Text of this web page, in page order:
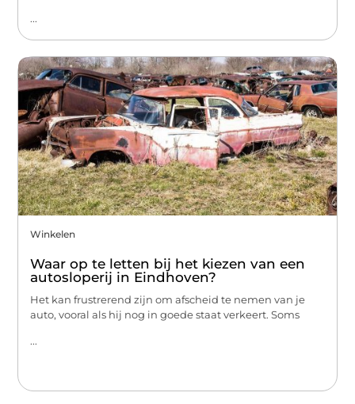
...
Winkelen
Waar op te letten bij het kiezen van een
autosloperij in Eindhoven?
Het kan frustrerend zijn om afscheid te nemen van je
auto, vooral als hij nog in goede staat verkeert. Soms
...